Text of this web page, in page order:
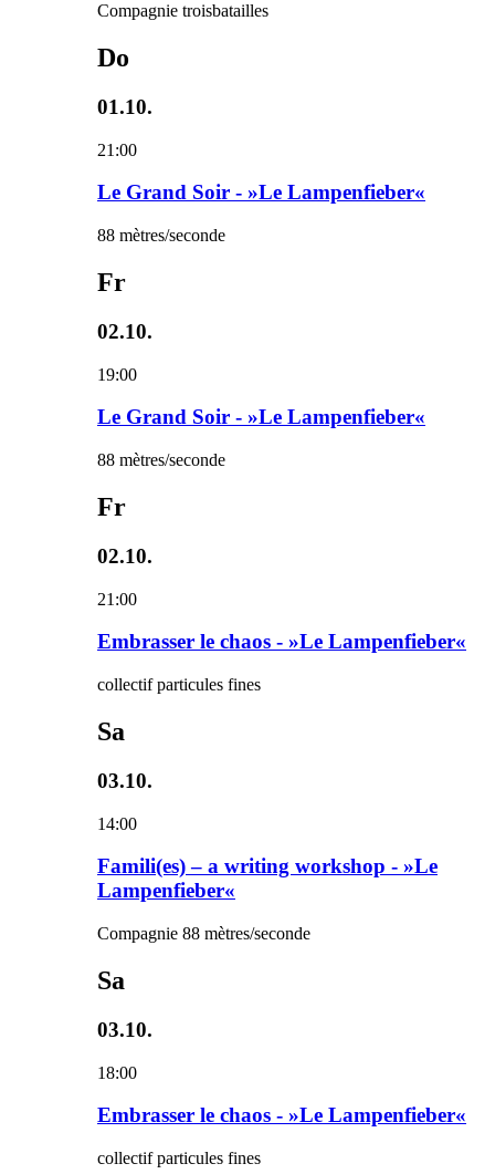
Compagnie troisbatailles
Do
01.10.
21:00
Le Grand Soir - »Le Lampenfieber«
88 mètres/seconde
Fr
02.10.
19:00
Le Grand Soir - »Le Lampenfieber«
88 mètres/seconde
Fr
02.10.
21:00
Embrasser le chaos - »Le Lampenfieber«
collectif particules fines
Sa
03.10.
14:00
Famili(es) – a writing workshop - »Le
Lampenfieber«
Compagnie 88 mètres/seconde
Sa
03.10.
18:00
Embrasser le chaos - »Le Lampenfieber«
collectif particules fines